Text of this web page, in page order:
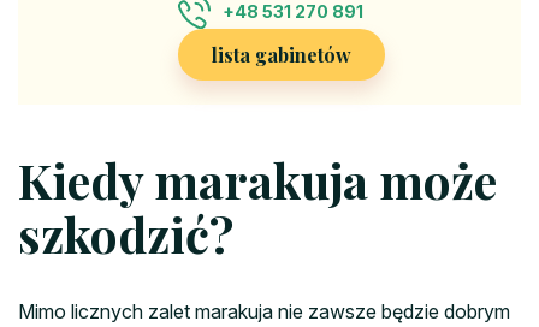
+48 531 270 891
lista gabinetów
Kiedy marakuja może
szkodzić?
Mimo licznych zalet marakuja nie zawsze będzie dobrym